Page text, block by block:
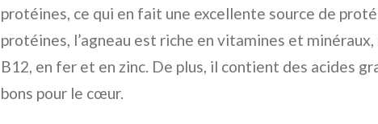
protéines, ce qui en fait une excellente source de
protéines, l’agneau est riche en vitamines et
B12, en fer et en zinc. De plus, il contient des acides
bons pour le cœur.